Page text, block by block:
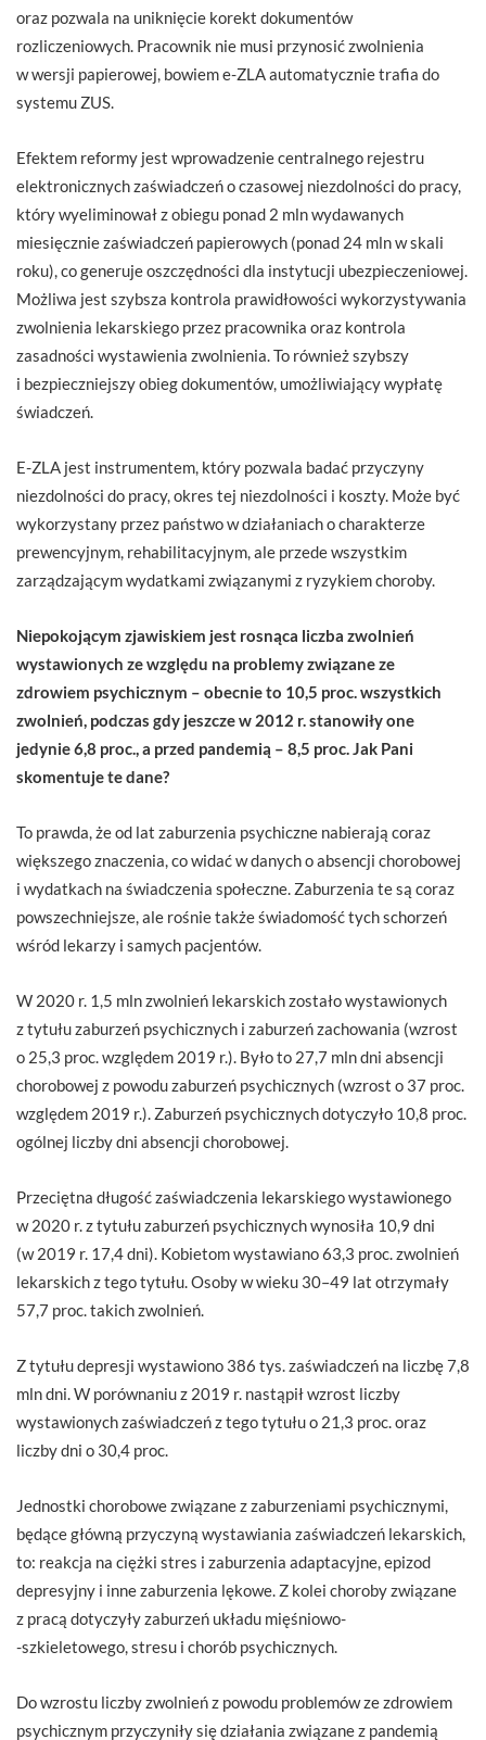
oraz pozwala na uniknięcie korekt dokumentów
rozliczeniowych. Pracownik nie musi przynosić zwolnienia
w wersji papierowej, bowiem e-ZLA automatycznie trafia do
systemu ZUS.
Efektem reformy jest wprowadzenie centralnego rejestru
elektronicznych zaświadczeń o czasowej niezdolności do pracy,
który wyeliminował z obiegu ponad 2 mln wydawanych
miesięcznie zaświadczeń papierowych (ponad 24 mln w skali
roku), co generuje oszczędności dla instytucji ubezpieczeniowej.
Możliwa jest szybsza kontrola prawidłowości wykorzystywania
zwolnienia lekarskiego przez pracownika oraz kontrola
zasadności wystawienia zwolnienia. To również szybszy
i bezpieczniejszy obieg dokumentów, umożliwiający wypłatę
świadczeń.
E-ZLA jest instrumentem, który pozwala badać przyczyny
niezdolności do pracy, okres tej niezdolności i koszty. Może być
wykorzystany przez państwo w działaniach o charakterze
prewencyjnym, rehabilitacyjnym, ale przede wszystkim
zarządzającym wydatkami związanymi z ryzykiem choroby.
Niepokojącym zjawiskiem jest rosnąca liczba zwolnień
wystawionych ze względu na problemy związane ze
zdrowiem psychicznym – obecnie to 10,5 proc. wszystkich
zwolnień, podczas gdy jeszcze w 2012 r. stanowiły one
jedynie 6,8 proc., a przed pandemią – 8,5 proc. Jak Pani
skomentuje te dane?
To prawda, że od lat zaburzenia psychiczne nabierają coraz
większego znaczenia, co widać w danych o absencji chorobowej
i wydatkach na świadczenia społeczne. Zaburzenia te są coraz
powszechniejsze, ale rośnie także świadomość tych schorzeń
wśród lekarzy i samych pacjentów.
W 2020 r. 1,5 mln zwolnień lekarskich zostało wystawionych
z tytułu zaburzeń psychicznych i zaburzeń zachowania (wzrost
o 25,3 proc. względem 2019 r.). Było to 27,7 mln dni absencji
chorobowej z powodu zaburzeń psychicznych (wzrost o 37 proc.
względem 2019 r.). Zaburzeń psychicznych dotyczyło 10,8 proc.
ogólnej liczby dni absencji chorobowej.
Przeciętna długość zaświadczenia lekarskiego wystawionego
w 2020 r. z tytułu zaburzeń psychicznych wynosiła 10,9 dni
(w 2019 r. 17,4 dni). Kobietom wystawiano 63,3 proc. zwolnień
lekarskich z tego tytułu. Osoby w wieku 30–49 lat otrzymały
57,7 proc. takich zwolnień.
Z tytułu depresji wystawiono 386 tys. zaświadczeń na liczbę 7,8
mln dni. W porównaniu z 2019 r. nastąpił wzrost liczby
wystawionych zaświadczeń z tego tytułu o 21,3 proc. oraz
liczby dni o 30,4 proc.
Jednostki chorobowe związane z zaburzeniami psychicznymi,
będące główną przyczyną wystawiania zaświadczeń lekarskich,
to: reakcja na ciężki stres i zaburzenia adaptacyjne, epizod
depresyjny i inne zaburzenia lękowe. Z kolei choroby związane
z pracą dotyczyły zaburzeń układu mięśniowo-
-szkieletowego, stresu i chorób psychicznych.
Do wzrostu liczby zwolnień z powodu problemów ze zdrowiem
psychicznym przyczyniły się działania związane z pandemią